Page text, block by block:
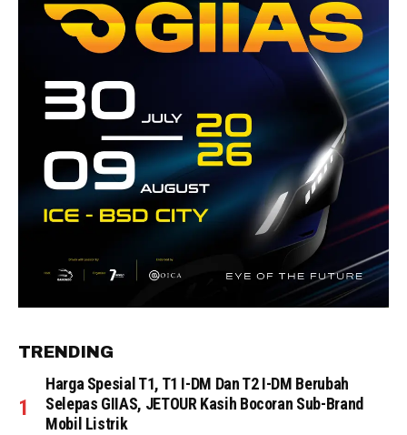
TRENDING
Harga Spesial T1, T1 I-DM Dan T2 I-DM Berubah
Selepas GIIAS, JETOUR Kasih Bocoran Sub-Brand
Mobil Listrik